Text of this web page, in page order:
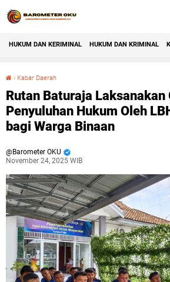
HUKUM DAN KERIMINAL HUKUM DAN KRIMINAL
› Kabar Daerah
Rutan Baturaja Laksanakan
Penyuluhan Hukum Oleh
bagi Warga Binaan
Barometer OKU
November 24, 2025 WIB